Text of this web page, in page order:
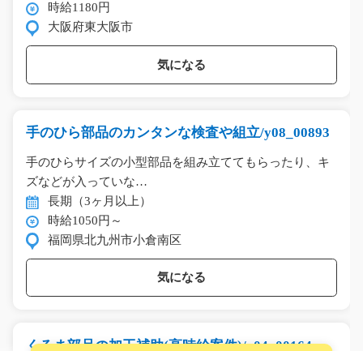
時給1180円
大阪府東大阪市
気になる
手のひら部品のカンタンな検査や組立/y08_00893
手のひらサイズの小型部品を組み立ててもらったり、キ
ズなどが入っていな…
長期（3ヶ月以上）
時給1050円～
福岡県北九州市小倉南区
気になる
くるま部品の加工補助(高時給案件)/y04_00164